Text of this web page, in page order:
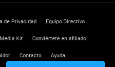
de Privacidad Equipo Directivo
Media Kit Conviértete en afiliado
Contacto Ayuda